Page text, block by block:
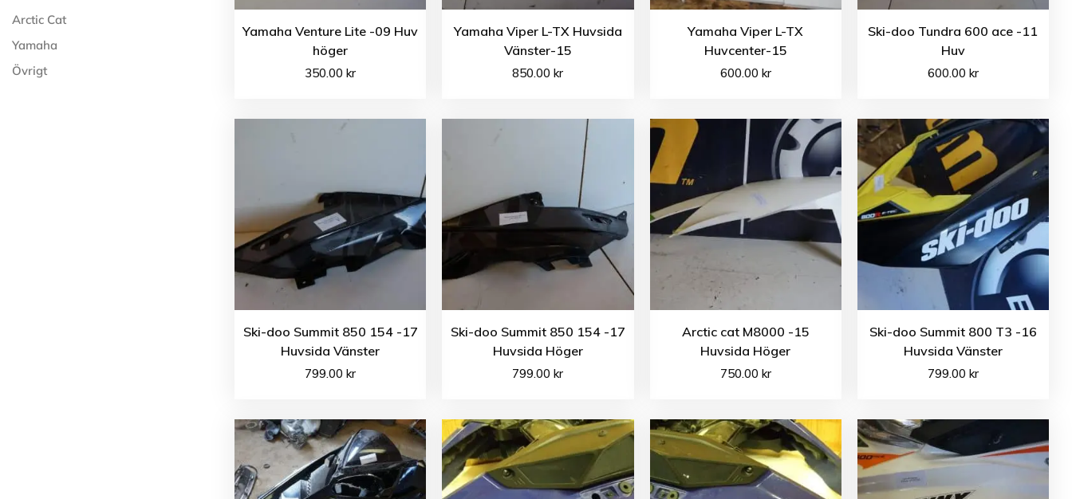
Arctic Cat
Yamaha
Övrigt
Yamaha Venture Lite -09 Huv
höger
350.00kr
Yamaha Viper L-TX Huvsida
Vänster-15
850.00kr
Yamaha Viper L-TX
Huvcenter-15
600.00 kr
Ski-doo Tundra 600 ace -11
Huv
600.00 kr
Ski-doo Summit 850 154 -17
Huvsida Vänster
799.00kr
Ski-doo Summit 850 154 -17
Huvsida Höger
799.00kr
Arctic cat M8000 -15
Huvsida Höger
750.00 kr
Ski-doo Summit 800 T3 -16
Huvsida Vänster
799.00 kr